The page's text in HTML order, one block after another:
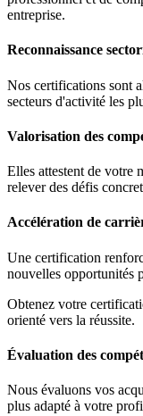
entreprise.
Reconnaissance
Nos certifications sont
secteurs d'activité les
Valorisation des
Elles attestent de votre
relever des défis
Accélération de
Une certification
nouvelles opportunités
Obtenez votre
orienté vers la réussite.
Évaluation des
Nous évaluons vos
plus adapté à votre